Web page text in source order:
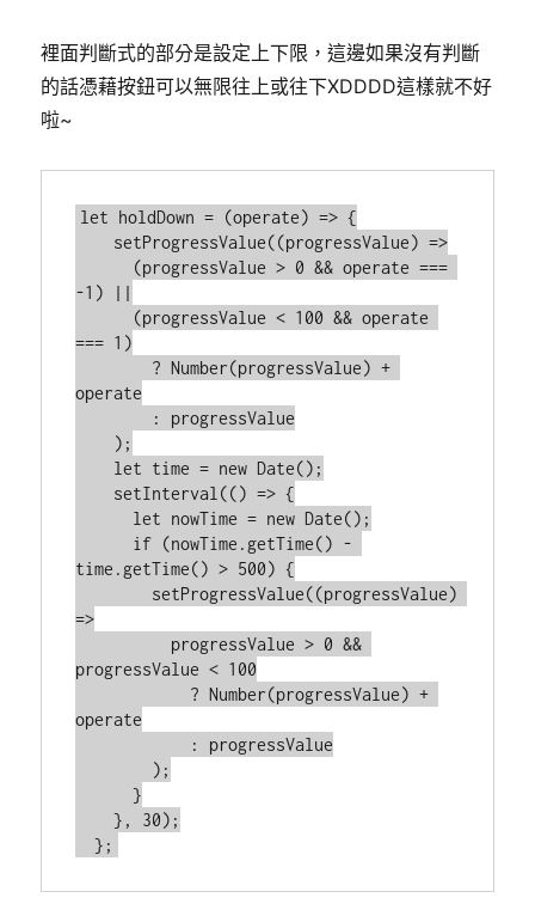
裡面判斷式的部分是設定上下限，這邊如果沒有判斷
的話憑藉按鈕可以無限往上或往下XDDDD這樣就不好
啦~
let holdDown = (operate) => {
-1) ||
=== 1)
operate
time.getTime() > 500) {
=>
progressValue < 100
operate
      }
    }, 30);
  };